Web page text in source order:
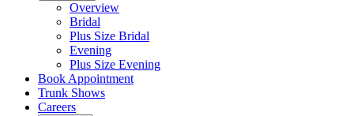
Overview
Bridal
Plus Size Bridal
Evening
Plus Size Evening
Book Appointment
Trunk Shows
Careers